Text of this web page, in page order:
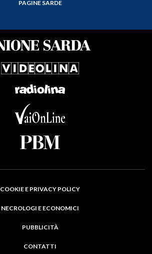
PAGINE SARDE
COOKIE E PRIVACY POLICY
NECROLOGI E ECONOMICI
PUBBLICITÀ
CONTATTI